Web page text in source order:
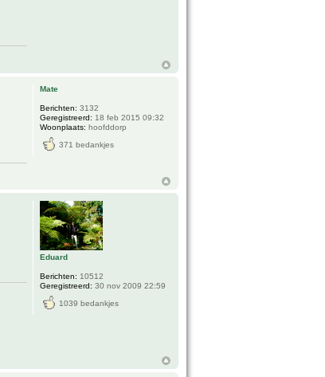
Mate
Berichten: 3132
Geregistreerd: 18 feb 2015 09:32
Woonplaats: hoofddorp
371 bedankjes
Eduard
Berichten: 10512
Geregistreerd: 30 nov 2009 22:59
1039 bedankjes